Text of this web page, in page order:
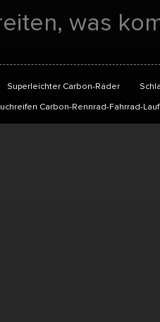
was
Superleichter Carbon-Räder
Carbon-Rennrad-Fahrrad-